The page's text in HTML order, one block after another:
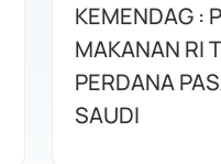
KEMENDAG :
MAKANAN RI
PERDANA
SAUDI